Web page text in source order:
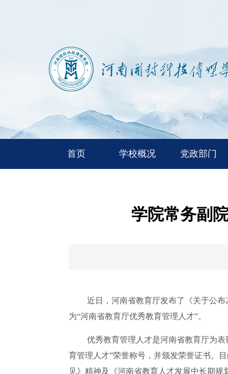
首页 学校概况 党政部门
学院常务副
近日，河南省教育厅发布了《关于公
为“河南省教育厅优秀教育管理人才”。
优秀教育管理人才是河南省教育厅为
育管理人才”荣誉称号，并颁发荣誉证书。
见》精神及《河南省教育人才发展中长期